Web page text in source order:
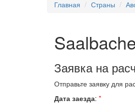
Главная Страны
Заявка на
Отправьте заявку для
Дата заезда: *